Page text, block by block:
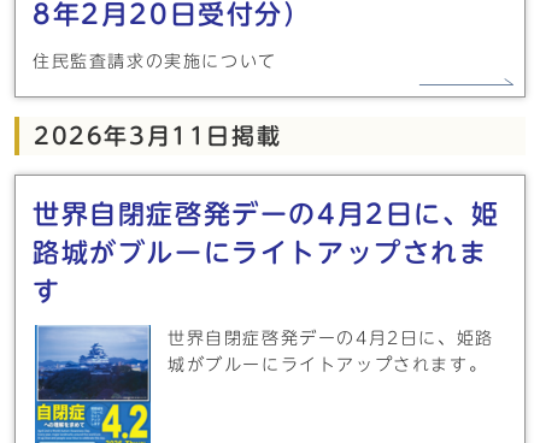
8年2月20日受付分）
住民監査請求の実施について
2026年3月11日掲載
世界自閉症啓発デーの4月2日に、姫
路城がブルーにライトアップされま
す
世界自閉症啓発デーの4月2日に、姫路
城がブルーにライトアップされます。